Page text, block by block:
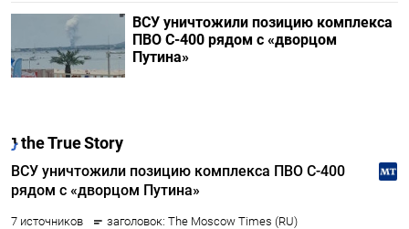
ВСУ уничтожили позицию комплекса
ПВО С-400 рядом с «дворцом
Путина»